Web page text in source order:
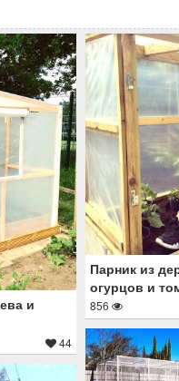
и
44
Парник из
огурцов и
856